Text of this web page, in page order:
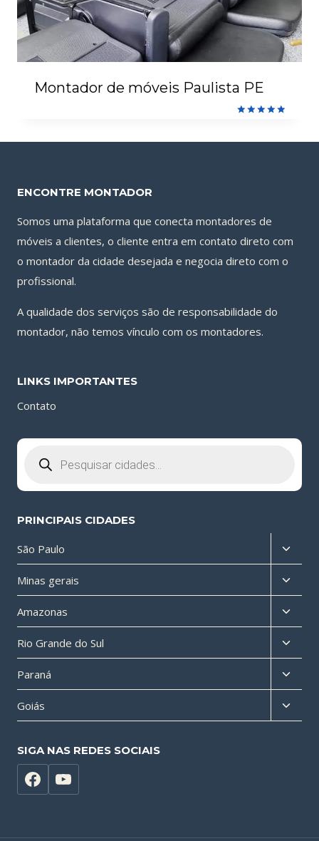
Montador de móveis Paulista PE
de 5
ENCONTRE MONTADOR
Somos uma plataforma que conecta montadores de
móveis a clientes, o cliente entra em contato direto com
o montador da cidade desejada e negocia direto com o
profissional.
A qualidade dos serviços são de responsabilidade do
montador, não temos vínculo com os montadores.
LINKS IMPORTANTES
Contato
produtos
PRINCIPAIS CIDADES
São Paulo
menu
filho
Minas gerais
menu
filho
Amazonas
menu
filho
Rio Grande do Sul
menu
filho
Paraná
menu
filho
Goiás
menu
SIGA NAS REDES SOCIAIS